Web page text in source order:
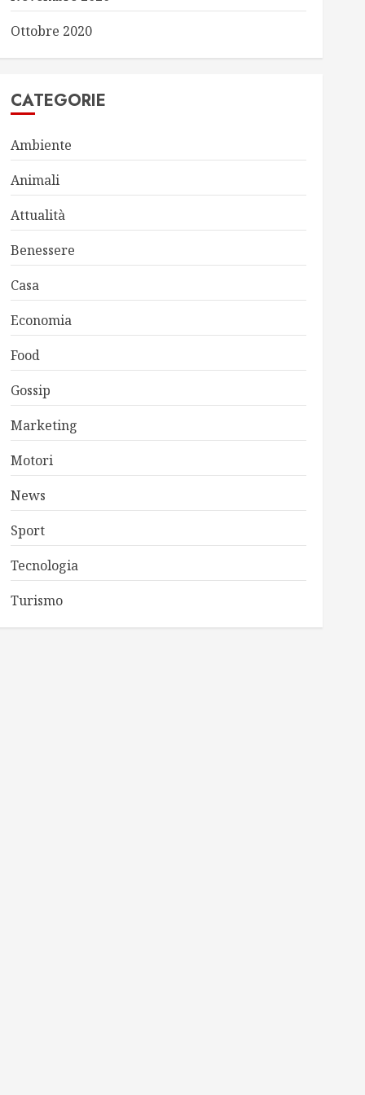
Ottobre 2020
CATEGORIE
Ambiente
Animali
Attualità
Benessere
Casa
Economia
Food
Gossip
Marketing
Motori
News
Sport
Tecnologia
Turismo